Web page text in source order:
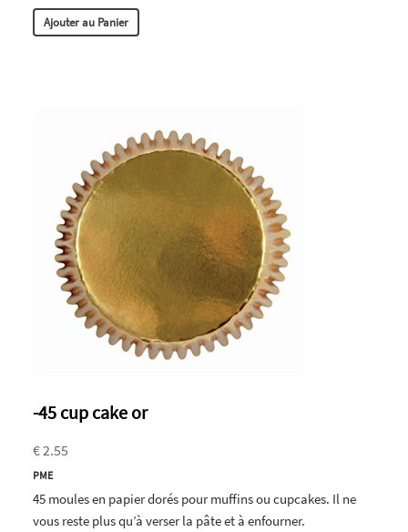
Ajouter au Panier
-45 cup cake or
€ 2.55
PME
45 moules en papier dorés pour muffins ou cupcakes. Il ne
vous reste plus qu’à verser la pâte et à enfourner.